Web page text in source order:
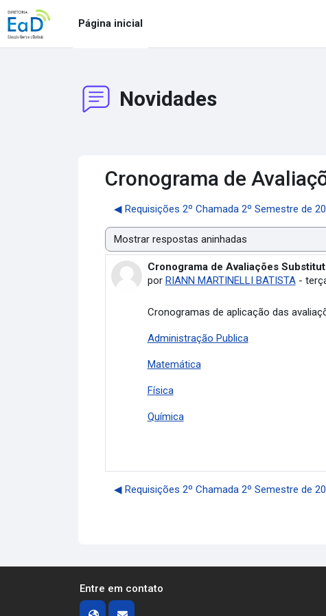
Ir para o conteúdo principal
Página inicial
Novidades
Cronograma de
◀︎ Requisições 2º Chamada 2º Semestre de
Modo de visualização
Cronograma de Avaliações
por RIANN MARTINELLI BATISTA-
Número de respostas: 0
Cronogramas de aplicação das
Administração Publica
Matemática
Física
Química
◀︎ Requisições 2º Chamada 2º Semestre de
Entre em contato